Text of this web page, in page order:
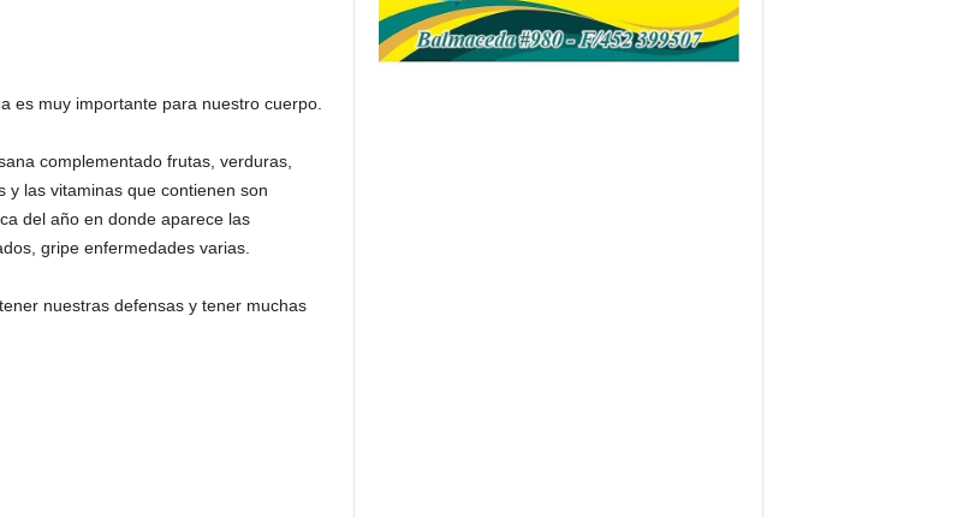
es muy importante para nuestro cuerpo.
complementado frutas, verduras,
y las vitaminas que contienen son
del año en donde aparece las
gripe enfermedades varias.
nuestras defensas y tener muchas